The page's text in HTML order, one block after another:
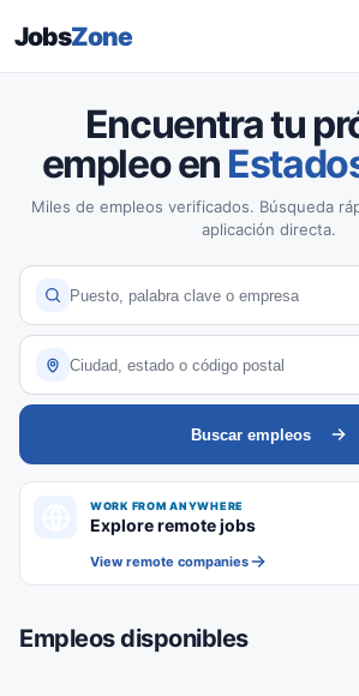
JobsZone
Encuentra tu
empleo en
Miles de empleos verificados. Búsqueda
aplicación directa.
Buscar empleos
WORK FROM ANYWHERE
Explore remote jobs
View remote companies
Empleos disponibles